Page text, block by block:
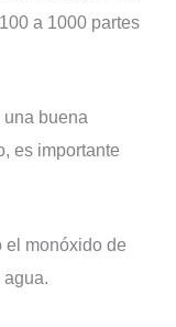
a 1000 partes
buena
es importante
el monóxido de